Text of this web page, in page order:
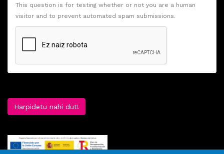
This question is for testing whether or not you are a human
visitor and to prevent automated spam submissions.
Harpidetu nahi dut!